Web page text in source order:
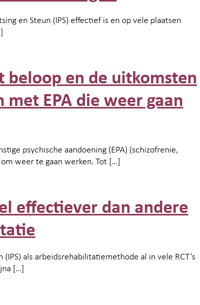
en Steun (IPS) effectief is en op vele plaatsen
en de uitkomsten
EPA die weer gaan
psychische aandoening (EPA) (schizofrenie,
weer te gaan werken. Tot […]
effectiever dan andere
als arbeidsrehabilitatiemethode al in vele RCT’s
[…]